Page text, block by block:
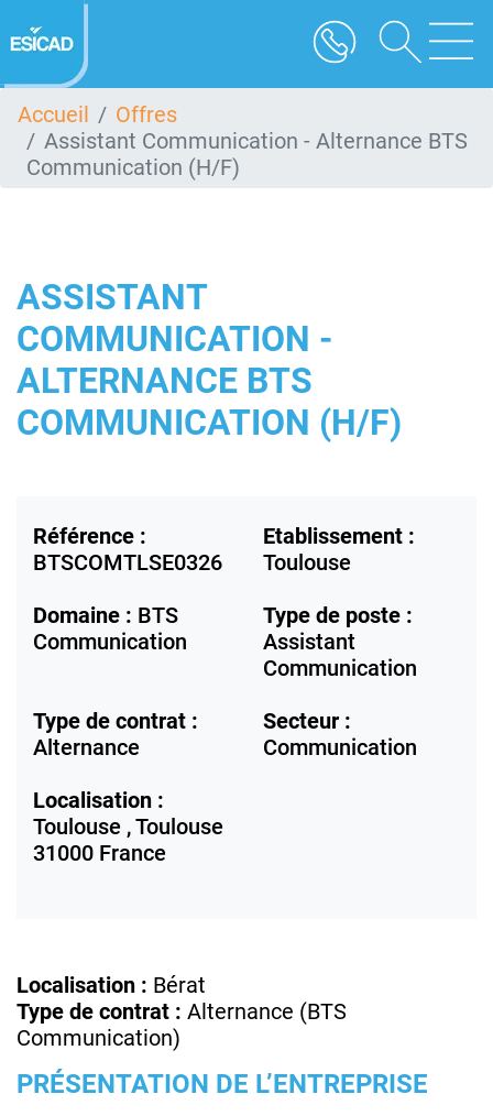
au
contenu
Accueil
Offres
Assistant Communication - Alternance BTS
Communication (H/F)
ASSISTANT
COMMUNICATION -
ALTERNANCE BTS
COMMUNICATION (H/F)
Référence :
BTSCOMTLSE0326
Etablissement :
Toulouse
Domaine : BTS
Communication
Type de poste :
Assistant
Communication
Type de contrat :
Alternance
Secteur :
Communication
Localisation :
Toulouse ,Toulouse
31000 France
Localisation : Bérat
Type de contrat : Alternance (BTS
Communication)
PRÉSENTATION DE L’ENTREPRISE